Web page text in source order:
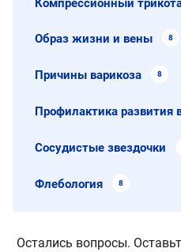
Образ жизни и вены 8
Причины варикоза 8
Профилактика развития
Сосудистые звездочки
Флебология 8
Остались вопросы.